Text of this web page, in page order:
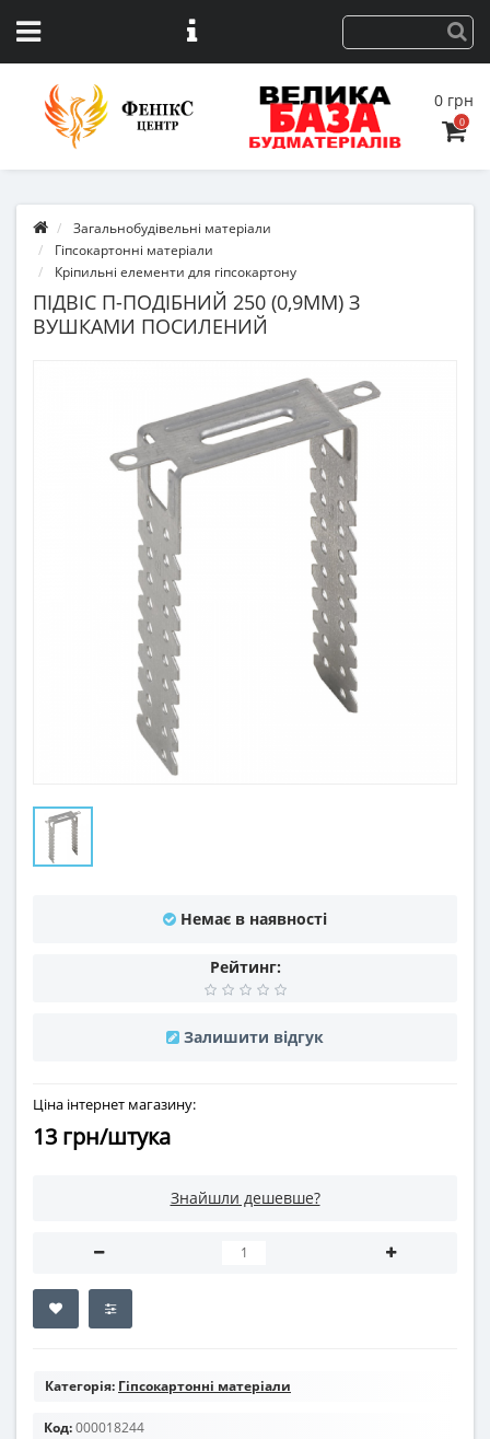
0 грн
0
Загальнобудівельні матеріали
Гіпсокартонні матеріали
Кріпильні елементи для гіпсокартону
ПІДВІС П-ПОДІБНИЙ 250 (0,9ММ) З
ВУШКАМИ ПОСИЛЕНИЙ
Немає в наявності
Рейтинг:
Залишити відгук
Ціна інтернет магазину:
13 грн/штука
Знайшли дешевше?
Категорія: Гіпсокартонні матеріали
Код:000018244